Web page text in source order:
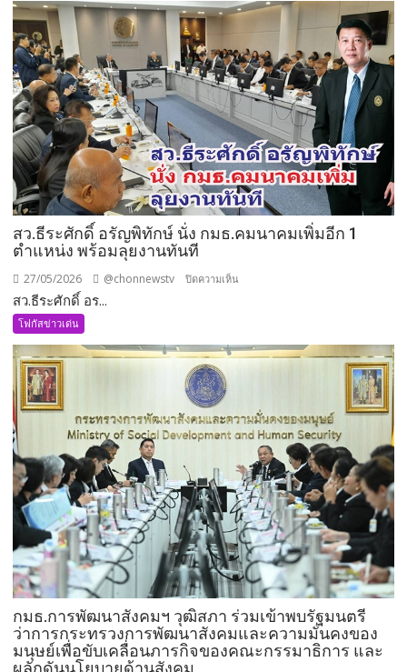
กรรมาธิการ
กิจการ
ทหาร
ด้าน
ความ
มั่นคง
แบบ
องค์
รวม
สว.ธีระศักดิ์ อรัญพิทักษ์ นั่ง กมธ.คมนาคมเพิ่มอีก 1
ตำแหน่ง พร้อมลุยงานทันที
27/05/2026 @chonnewstv ปิดความเห็น
อรัญ
กมธ.คมนาคม
เพิ่ม
1
ตำแหน่ง
พร้อม
ลุย
งาน
ทันที
สว.ธีระศักดิ์ อร...
โฟกัสข่าวเด่น
กมธ.การพัฒนาสังคมฯ วุฒิสภา ร่วมเข้าพบรัฐมนตรี
ว่าการกระทรวงการพัฒนาสังคมและความมั่นคงของ
มนุษย์เพื่อขับเคลื่อนภารกิจของคณะกรรมาธิการ และ
ผลักดันนโยบายด้านสังคม